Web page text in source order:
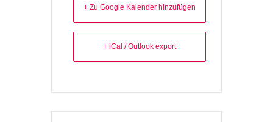
+ Zu Google Kalender hinzufügen
+ iCal / Outlook export